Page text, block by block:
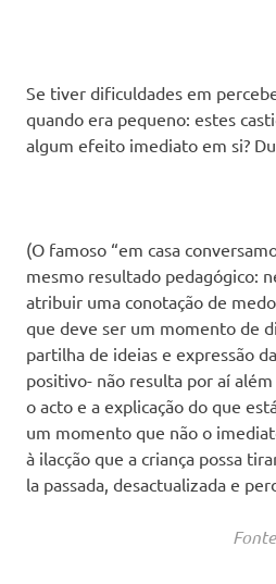
Se tiver dificuldades em
quando era pequeno: estes
algum efeito imediato em si?
(O famoso “em casa
mesmo resultado pedagógico:
atribuir uma conotação de
que deve ser um momento de
partilha de ideias e expressão
positivo- não resulta por aí
o acto e a explicação do que
um momento que não o
à ilacção que a criança possa
la passada, desactualizada e